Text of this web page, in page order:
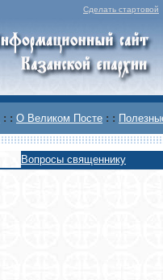
Сделать стартовой
: : О Великом Посте : :
Вопросы священнику